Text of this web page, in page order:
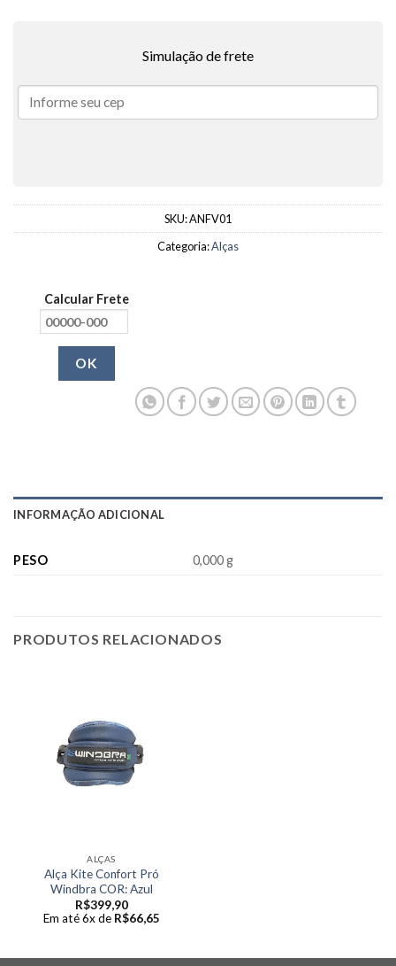
Simulação de frete
SKU:ANFV01
Categoria:Alças
Calcular Frete
OK
INFORMAÇÃO ADICIONAL
PESO 0,000 g
PRODUTOS RELACIONADOS
ALÇAS
Alça Kite Confort Pró
Windbra COR: Azul
R$399,90
Em até 6x de R$66,65